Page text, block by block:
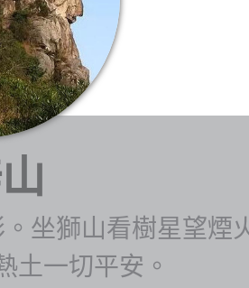
坐獅山看樹星望煙
土一切平安。